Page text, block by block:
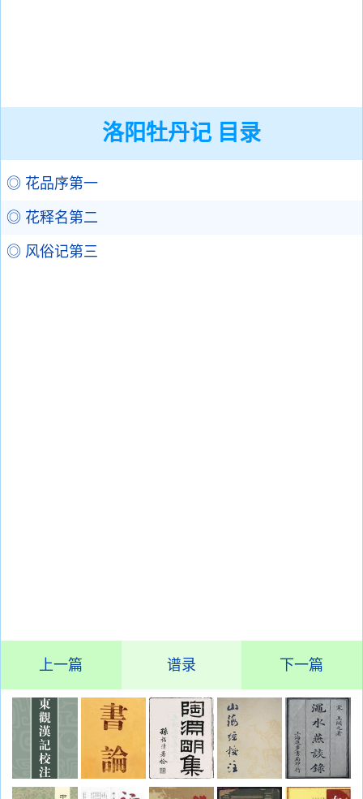
洛阳牡丹记 目录
◎ 花品序第一
◎ 花释名第二
◎ 风俗记第三
上一篇 谱录 下一篇